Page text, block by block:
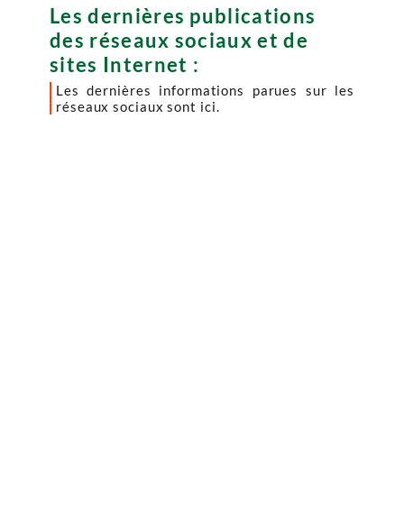
Les dernières publications
des réseaux sociaux et de
sites Internet :
Les dernières informations parues sur les
réseaux sociaux sont ici.